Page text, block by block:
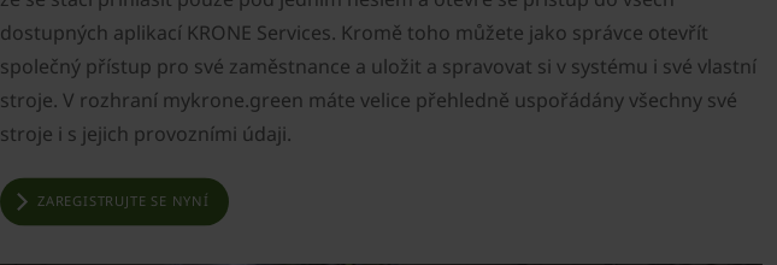
dostupných aplikací KRONE Services. Kromě toho můžete jako správce otevřít
společný přístup pro své zaměstnance a uložit a spravovat si v systému i své vlastní
stroje. V rozhraní mykrone.green máte velice přehledně uspořádány všechny své
stroje i s jejich provozními údaji.
ZAREGISTRUJTE SE NYNÍ